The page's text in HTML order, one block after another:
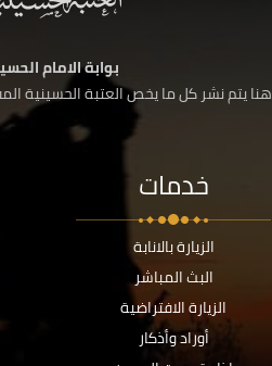
بوابة الامام
هنا يتم نشر كل ما يخص العتبة الحسينية
خدمات
الزيارة بالانابة
البث المباشر
الزيارة الافتراضية
أوراد وأذكار